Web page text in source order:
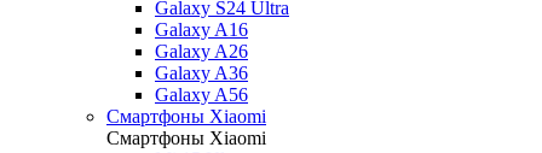
Galaxy S24 Ultra
Galaxy A16
Galaxy A26
Galaxy A36
Galaxy A56
Смартфоны Xiaomi
Смартфоны Xiaomi